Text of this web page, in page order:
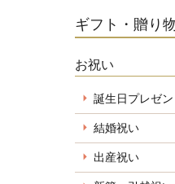
ギフト・贈り
お祝い
誕生日プレゼン
結婚祝い
出産祝い